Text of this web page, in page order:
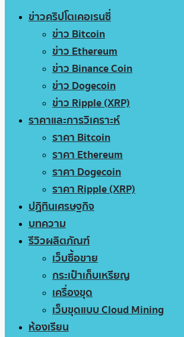
ข่าวคริปโตเคอเรนซี่
ข่าว Bitcoin
ข่าว Ethereum
ข่าว Binance Coin
ข่าว Dogecoin
ข่าว Ripple (XRP)
ราคาและการวิเคราะห์
ราคา Bitcoin
ราคา Ethereum
ราคา Dogecoin
ราคา Ripple (XRP)
ปฏิทินเศรษฐกิจ
บทความ
รีวิวผลิตภัณฑ์
เว็บซื้อขาย
กระเป๋าเก็บเหรียญ
เครื่องขุด
เว็บขุดแบบ Cloud Mining
ห้องเรียน